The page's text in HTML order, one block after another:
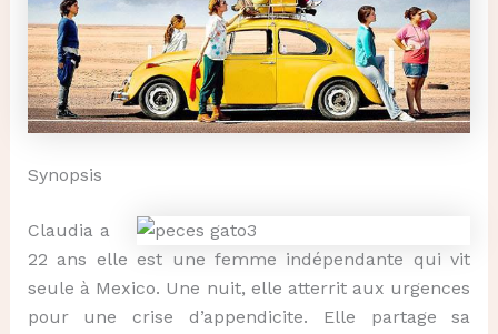
Synopsis
Claudia a
22 ans elle est une femme indépendante qui vit
seule à Mexico. Une nuit, elle atterrit aux urgences
pour une crise d’appendicite. Elle partage sa